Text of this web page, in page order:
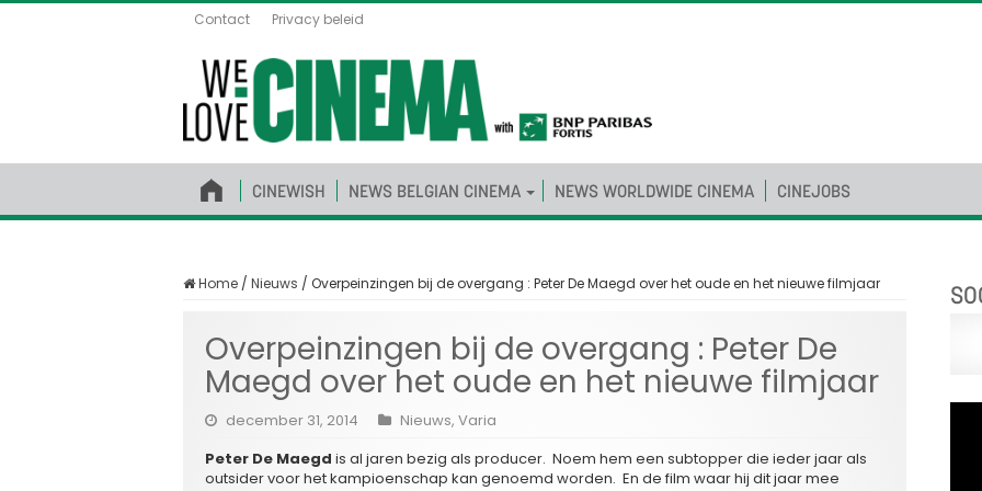
Contact Privacy beleid
CINEWISH NEWS BELGIAN CINEMA NEWS WORLDWIDE CINEMA CINEJOBS
Home / Nieuws / Overpeinzingen bij de overgang : Peter De Maegd over het oude en het nieuwe filmjaar
Overpeinzingen bij de overgang : Peter De
Maegd over het oude en het nieuwe filmjaar
december 31, 2014 Nieuws, Varia
Peter De Maegd is al jaren bezig als producer. Noem hem een subtopper die ieder jaar als
outsider voor het kampioenschap kan genoemd worden. En de film waar hij dit jaar mee